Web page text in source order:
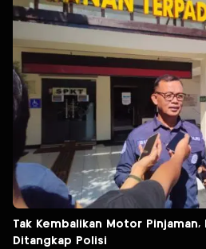
Tak Kembalikan Motor Pinjaman,
Ditangkap Polisi